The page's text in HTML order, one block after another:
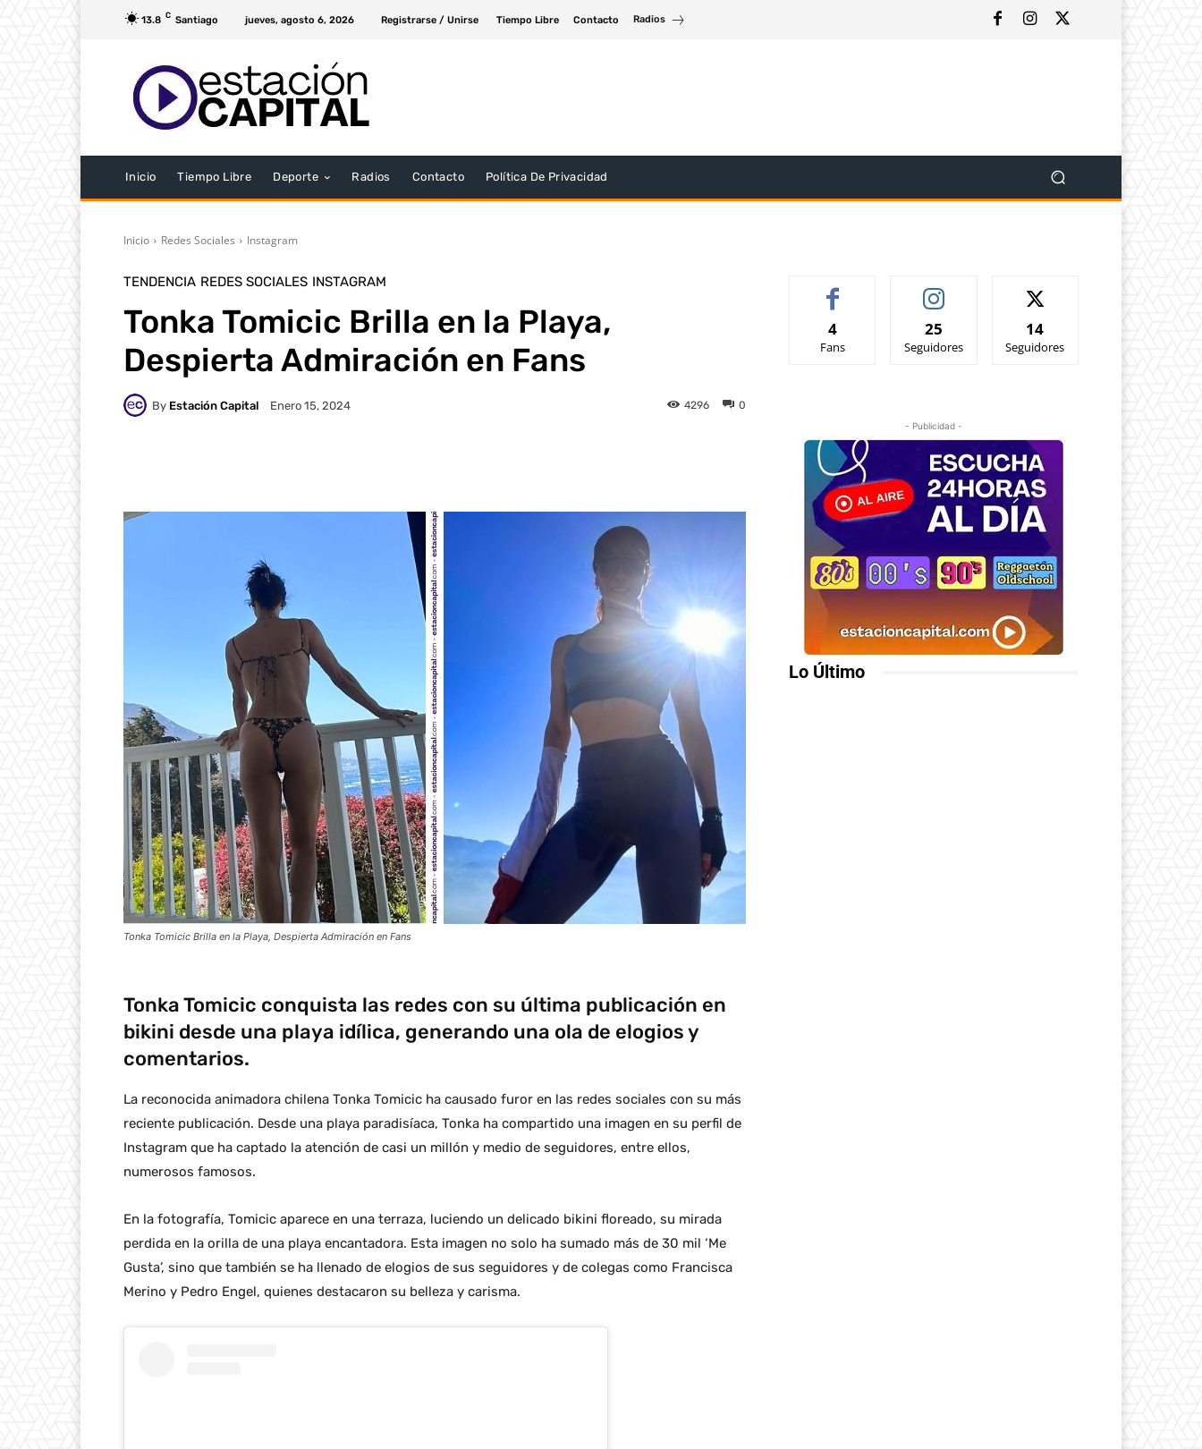
13.8 C Santiago jueves, agosto 6, 2026 Registrarse / Unirse Tiempo Libre Contacto Radios
Inicio Tiempo Libre Deporte Radios Contacto Política De Privacidad
Inicio Redes Sociales Instagram
TENDENCIA REDES SOCIALES INSTAGRAM
Tonka Tomicic Brilla en la Playa,
Despierta Admiración en Fans
By Estación Capital Enero 15, 2024 0
4296
Tonka Tomicic Brilla en la Playa, Despierta Admiración en Fans
Tonka Tomicic conquista las redes con su última publicación en
bikini desde una playa idílica, generando una ola de elogios y
comentarios.
La reconocida animadora chilena Tonka Tomicic ha causado furor en las redes sociales con su más
reciente publicación. Desde una playa paradisíaca, Tonka ha compartido una imagen en su perfil de
Instagram que ha captado la atención de casi un millón y medio de seguidores, entre ellos,
numerosos famosos.
En la fotografía, Tomicic aparece en una terraza, luciendo un delicado bikini floreado, su mirada
perdida en la orilla de una playa encantadora. Esta imagen no solo ha sumado más de 30 mil ‘Me
Gusta’, sino que también se ha llenado de elogios de sus seguidores y de colegas como Francisca
Merino y Pedro Engel, quienes destacaron su belleza y carisma.
4
Fans
25
Seguidores
14
Seguidores
- Publicidad -
Lo Último